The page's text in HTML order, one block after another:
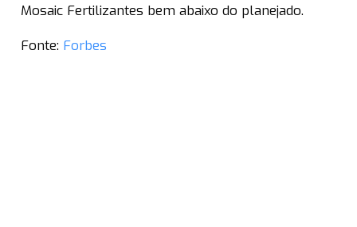
Mosaic Fertilizantes bem abaixo do planejado.
Fonte: Forbes